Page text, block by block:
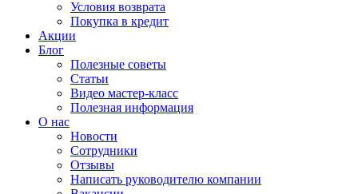
Условия возврата
Покупка в кредит
Акции
Блог
Полезные советы
Статьи
Видео мастер-класс
Полезная информация
О нас
Новости
Сотрудники
Отзывы
Написать руководителю компании